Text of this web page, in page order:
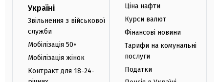
Україні
Звільнення з військової
служби
Мобілізація 50+
Мобілізація жінок
Контракт для 18-24-
Ціна нафти
Курси валют
Фінансові новини
Тарифи на комунальні
послуги
Податки